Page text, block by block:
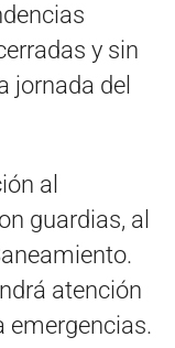
y sin
jornada del
al
guardias, al
atención
emergencias.